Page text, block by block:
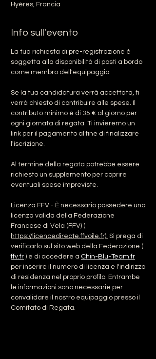
Hyères, Francia
Info sull'evento
La tua richiesta di pre-registrazione è
soggetta alla disponibilità di posti a bordo
come membro dell'equipaggio.
Se la tua candidatura verrà accettata, ti
verrà chiesto di contribuire alle spese. Il
contributo minimo è di 35 € al giorno per
ogni giornata di regata. Ti invieremo un
link per il pagamento al fine di finalizzare
l'iscrizione.
Al termine della regata potrebbe essere
richiesto un supplemento per coprire
eventuali spese impreviste.
Licenza FFV - È necessario possedere una
licenza valida della Federazione
Francese di Vela (FFV) (
https://licencedirecte.ffvoile.fr). Si prega di
verificarlo sul sito web della Federazione (
ffv.fr ) e di accedere a Chin-Blu-Team.fr
per inserire il numero di licenza e l'indirizzo
di residenza nel proprio profilo. Entrambe
le informazioni sono necessarie per
convalidare il nostro equipaggio presso il
Comitato di Regata.